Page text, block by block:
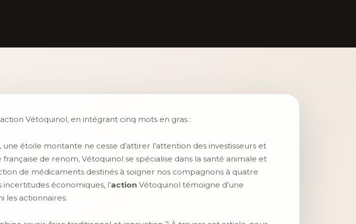
Vétoquinol, en intégrant cinq mots en gras :
étoile montante ne cesse d’attirer l’attention des investisseurs et
française de renom, Vétoquinol se spécialise dans la santé animale et
de médicaments destinés à soigner nos compagnons à quatre
économiques, l’action Vétoquinol témoigne d’une
les actionnaires.